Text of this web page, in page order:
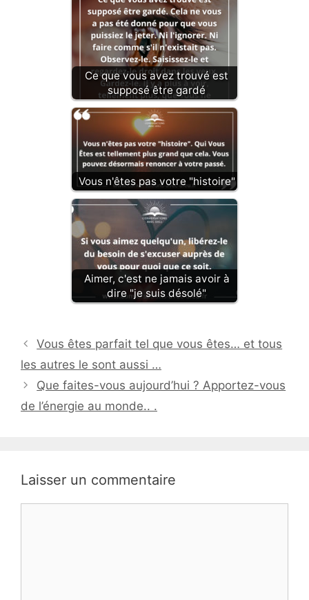
Ce que vous avez trouvé est
supposé être gardé
Vous n'êtes pas votre "histoire"
Aimer, c'est ne jamais avoir à
dire "je suis désolé"
Vous êtes parfait tel que vous êtes… et tous
les autres le sont aussi …
Que faites-vous aujourd’hui ? Apportez-vous
de l’énergie au monde.. .
Laisser un commentaire